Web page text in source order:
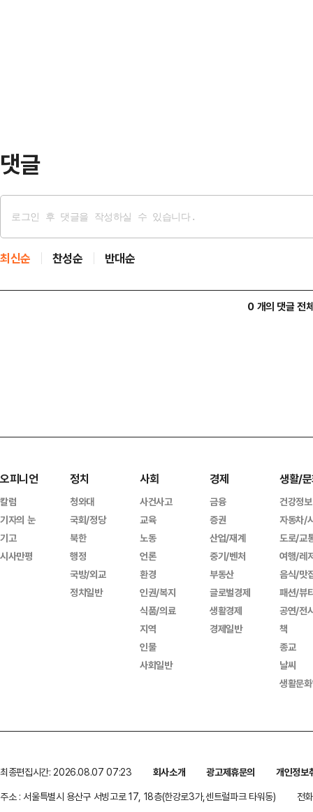
댓글
최신순 찬성순 반대순
0 개의 댓글 전
오피니언
칼럼
기자의 눈
기고
시사만평
정치
청와대
국회/정당
북한
행정
국방/외교
정치일반
사회
사건사고
교육
노동
언론
환경
인권/복지
식품/의료
지역
인물
사회일반
경제
금융
증권
산업/재계
중기/벤처
부동산
글로벌경제
생활경제
경제일반
생활/
건강정보
자동차/
도로/교
여행/레
음식/맛
패션/뷰
공연/전
책
종교
날씨
생활문
최종편집시간: 2026.08.07 07:23 회사소개 광고제휴문의
개인정보
주소 : 서울특별시 용산구 서빙고로 17, 18층(한강로3가,센트럴파크 타워동)
전